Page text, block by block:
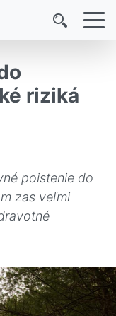
riziká
poistenie do
zas veľmi